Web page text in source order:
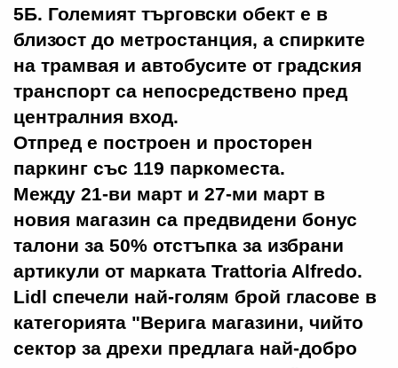
5Б. Големият търговски обект е в
близост до метростанция, а спирките
на трамвая и автобусите от градския
транспорт са непосредствено пред
централния вход.
Отпред е построен и просторен
паркинг със 119 паркоместа.
Между 21-ви март и 27-ми март в
новия магазин са предвидени бонус
талони за 50% отстъпка за избрани
артикули от марката Trattoria Alfredo.
Lidl спечели най-голям брой гласове в
категорията "Верига магазини, чийто
сектор за дрехи предлага най-добро